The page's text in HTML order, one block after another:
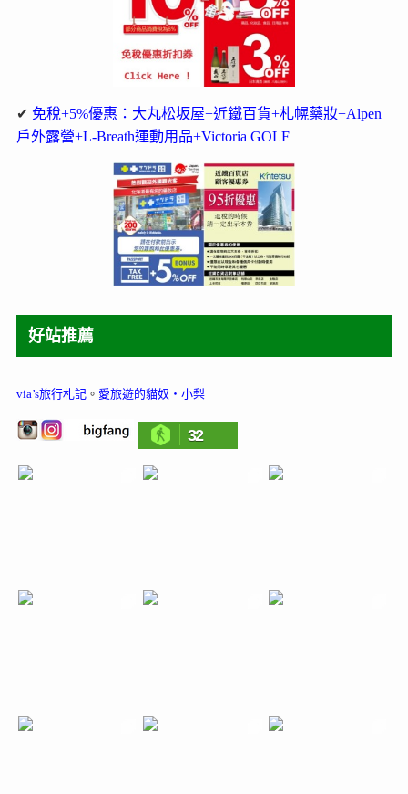
✔ 免稅+5%優惠：大丸松坂屋+近鐵百貨+札幌藥妝+Alpen
戶外露營+L-Breath運動用品+Victoria GOLF
好站推薦
via’s旅行札記。 愛旅遊的貓奴‧小梨
32